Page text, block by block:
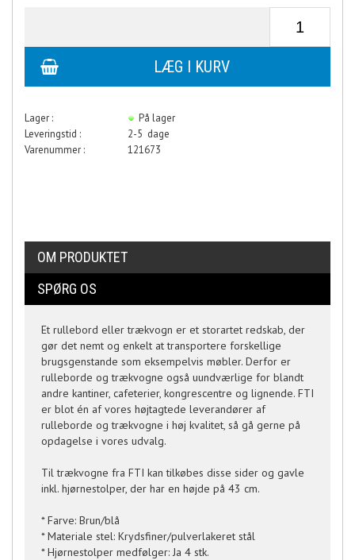
Lager :
På lager
Leveringstid :
2-5 dage
Varenummer :
121673
OM PRODUKTET
SPØRG OS
Et rullebord eller trækvogn er et storartet redskab, der
gør det nemt og enkelt at transportere forskellige
brugsgenstande som eksempelvis møbler. Derfor er
rulleborde og trækvogne også uundværlige for blandt
andre kantiner, cafeterier, kongrescentre og lignende. FTI
er blot én af vores højtagtede leverandører af
rulleborde og trækvogne i høj kvalitet, så gå gerne på
opdagelse i vores udvalg.
Til trækvogne fra FTI kan tilkøbes disse sider og gavle
inkl. hjørnestolper, der har en højde på 43 cm.
* Farve: Brun/blå
* Materiale stel: Krydsfiner/pulverlakeret stål
* Hjørnestolper medfølger: Ja 4 stk.